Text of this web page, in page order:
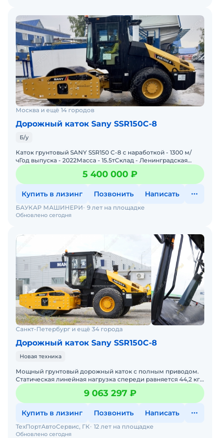
Москва и ещё 14 городов
Дорожный каток Sany SSR150C-8
Б/у
Каток грунтовый SANY SSR150 C-8 с наработкой - 1300 м/
чГод выпуска - 2022Масса - 15.5тСклад - Ленинградская
область Цена с НДС 22%
5 400 000 ₽
Купить в лизинг Позвонить Написать
Обновлено сегодня
БАУКАР МАШИНЕРИ 9 лет на площадке
Санкт-Петербург и ещё 34 города
Дорожный каток Sany SSR150C-8
Новая техника
Мощный грунтовый дорожный каток с полным приводом.
Статическая линейная нагрузка спереди равняется 44,2 кг/
см.• Двигатель - Cummins (Англия)• Эксплуат
9 063 297 ₽
Купить в лизинг Позвонить Написать
Обновлено сегодня
ТехПортАвтоСервис, ГК 12 лет на площадке